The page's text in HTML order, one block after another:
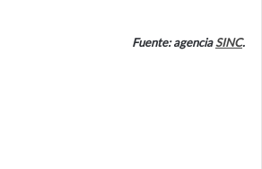
Fuente: agenciaSINC.